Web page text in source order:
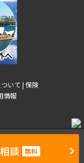
いて |保険
情報
談 無料